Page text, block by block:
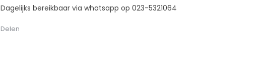
Dagelijks bereikbaar via whatsapp op 023-5321064
Delen